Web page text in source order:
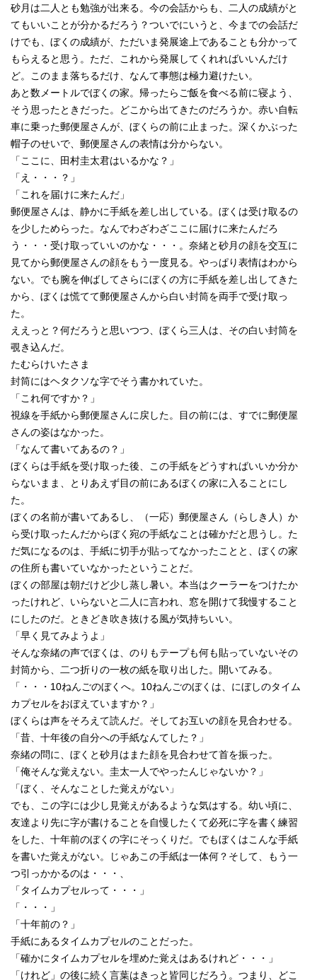
砂月は二人とも勉強が出来る。今の会話からも、二人の成績がと
てもいいことが分かるだろう？ついでにいうと、今までの会話だ
けでも、ぼくの成績が、ただいま発展途上であることも分かって
もらえると思う。ただ、これから発展してくれればいいんだけ
ど。このまま落ちるだけ、なんて事態は極力避けたい。
あと数メートルでぼくの家。帰ったらご飯を食べる前に寝よう、
そう思ったときだった。どこから出てきたのだろうか。赤い自転
車に乗った郵便屋さんが、ぼくらの前に止まった。深くかぶった
帽子のせいで、郵便屋さんの表情は分からない。
「ここに、田村圭太君はいるかな？」
「え・・・？」
「これを届けに来たんだ」
郵便屋さんは、静かに手紙を差し出している。ぼくは受け取るの
を少しためらった。なんでわざわざここに届けに来たんだろ
う・・・受け取っていいのかな・・・。奈緒と砂月の顔を交互に
見てから郵便屋さんの顔をもう一度見る。やっぱり表情はわから
ない。でも腕を伸ばしてさらにぼくの方に手紙を差し出してきた
から、ぼくは慌てて郵便屋さんから白い封筒を両手で受け取っ
た。
ええっと？何だろうと思いつつ、ぼくら三人は、その白い封筒を
覗き込んだ。
たむらけいたさま
封筒にはヘタクソな字でそう書かれていた。
「これ何ですか？」
視線を手紙から郵便屋さんに戻した。目の前には、すでに郵便屋
さんの姿はなかった。
「なんて書いてあるの？」
ぼくらは手紙を受け取った後、この手紙をどうすればいいか分か
らないまま、とりあえず目の前にあるぼくの家に入ることにし
た。
ぼくの名前が書いてあるし、（一応）郵便屋さん（らしき人）か
ら受け取ったんだからぼく宛の手紙なことは確かだと思うし。た
だ気になるのは、手紙に切手が貼ってなかったことと、ぼくの家
の住所も書いていなかったということだ。
ぼくの部屋は朝だけど少し蒸し暑い。本当はクーラーをつけたか
ったけれど、いらないと二人に言われ、窓を開けて我慢すること
にしたのだ。ときどき吹き抜ける風が気持ちいい。
「早く見てみようよ」
そんな奈緒の声でぼくは、のりもテープも何も貼っていないその
封筒から、二つ折りの一枚の紙を取り出した。開いてみる。
「・・・10ねんごのぼくへ。10ねんごのぼくは、にぼしのタイム
カプセルをおぼえていますか？」
ぼくらは声をそろえて読んだ。そしてお互いの顔を見合わせる。
「昔、十年後の自分への手紙なんてした？」
奈緒の問に、ぼくと砂月はまた顔を見合わせて首を振った。
「俺そんな覚えない。圭太一人でやったんじゃないか？」
「ぼく、そんなことした覚えがない」
でも、この字には少し見覚えがあるような気はする。幼い頃に、
友達より先に字が書けることを自慢したくて必死に字を書く練習
をした、十年前のぼくの字にそっくりだ。でもぼくはこんな手紙
を書いた覚えがない。じゃあこの手紙は一体何？そして、もう一
つ引っかかるのは・・・、
「タイムカプセルって・・・」
「・・・」
「十年前の？」
手紙にあるタイムカプセルのことだった。
「確かにタイムカプセルを埋めた覚えはあるけれど・・・」
「けれど」の後に続く言葉はきっと皆同じだろう。つまり、どこ